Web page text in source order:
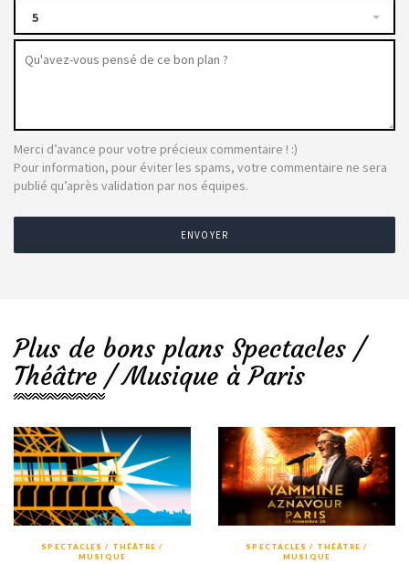
5
Merci d’avance pour votre précieux commentaire ! :)
Pour information, pour éviter les spams, votre commentaire ne sera
publié qu’après validation par nos équipes.
ENVOYER
Plus de bons plans Spectacles /
Théâtre / Musique à Paris
SPECTACLES / THÉÂTRE /
MUSIQUE
SPECTACLES / THÉÂTRE /
MUSIQUE